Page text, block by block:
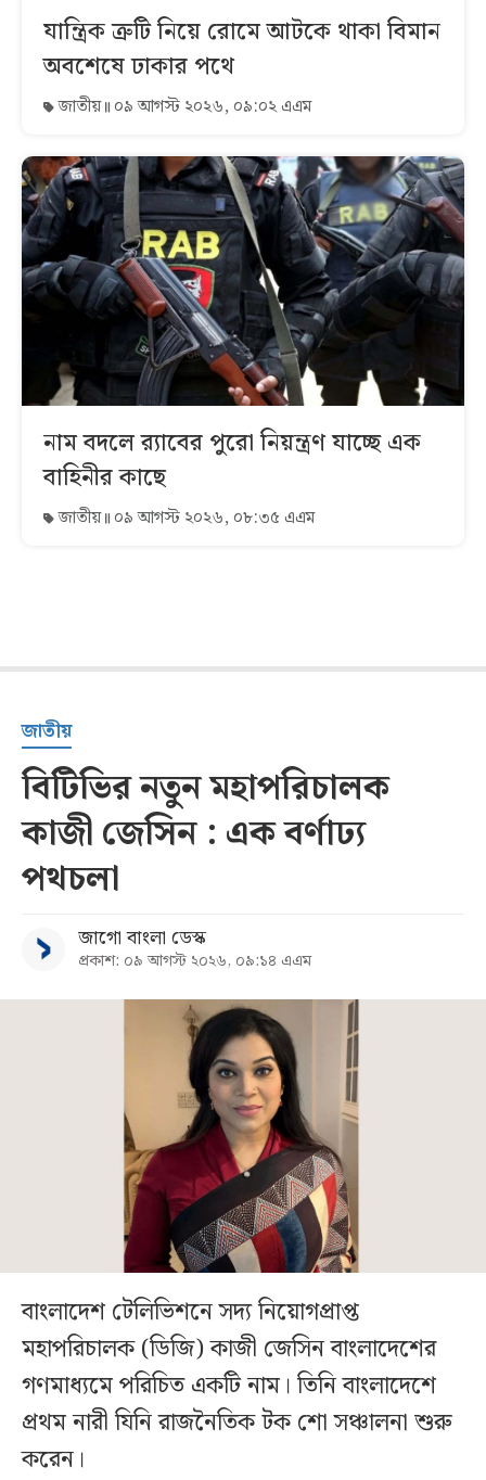
যান্ত্রিক ত্রুটি নিয়ে রোমে আটকে থাকা বিমান
অবশেষে ঢাকার পথে
জাতীয় ০৯ আগস্ট ২০২৬, ০৯:০২ এএম
নাম বদলে র‌্যাবের পুরো নিয়ন্ত্রণ যাচ্ছে এক
বাহিনীর কাছে
জাতীয় ০৯ আগস্ট ২০২৬, ০৮:৩৫ এএম
জাতীয়
বিটিভির নতুন মহাপরিচালক
কাজী জেসিন : এক বর্ণাঢ্য
পথচলা
জাগো বাংলা ডেস্ক
প্রকাশ: ০৯ আগস্ট ২০২৬, ০৯:১৪ এএম
বাংলাদেশ টেলিভিশনে সদ্য নিয়োগপ্রাপ্ত
মহাপরিচালক (ডিজি) কাজী জেসিন বাংলাদেশের
গণমাধ্যমে পরিচিত একটি নাম। তিনি বাংলাদেশে
প্রথম নারী যিনি রাজনৈতিক টক শো সঞ্চালনা শুরু
করেন।